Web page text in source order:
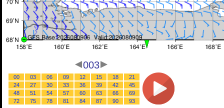
003
00 03 06 09 12 15 18
21
24
27 30 33 36 39 42
45
48
51 54 57 60 63 66
69
72
75 78 81 84 87 90 93